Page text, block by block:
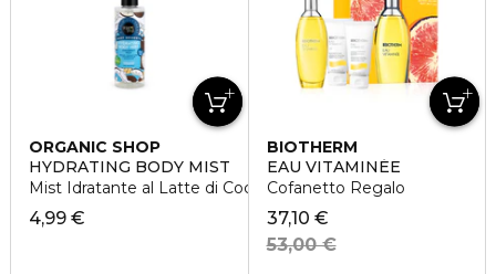
ORGANIC SHOP
HYDRATING BODY MIST
Mist Idratante al Latte di Cocco
4,99 €
BIOTHERM
EAU VITAMINÉE
Cofanetto Regalo
37,10 €
53,00 €